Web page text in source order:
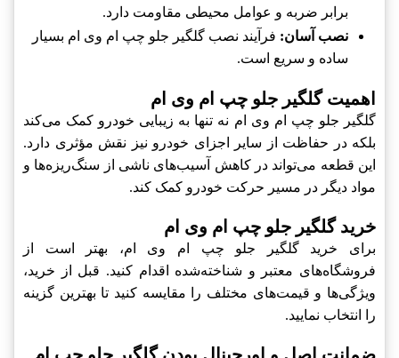
برابر ضربه و عوامل محیطی مقاومت دارد.
نصب آسان: فرآیند نصب گلگیر جلو چپ ام وی ام بسیار
ساده و سریع است.
اهمیت گلگیر جلو چپ ام وی ام
گلگیر جلو چپ ام وی ام نه تنها به زیبایی خودرو کمک می‌کند
بلکه در حفاظت از سایر اجزای خودرو نیز نقش مؤثری دارد.
این قطعه می‌تواند در کاهش آسیب‌های ناشی از سنگ‌ریزه‌ها و
مواد دیگر در مسیر حرکت خودرو کمک کند.
خرید گلگیر جلو چپ ام وی ام
برای خرید گلگیر جلو چپ ام وی ام، بهتر است از
فروشگاه‌های معتبر و شناخته‌شده اقدام کنید. قبل از خرید،
ویژگی‌ها و قیمت‌های مختلف را مقایسه کنید تا بهترین گزینه
را انتخاب نمایید.